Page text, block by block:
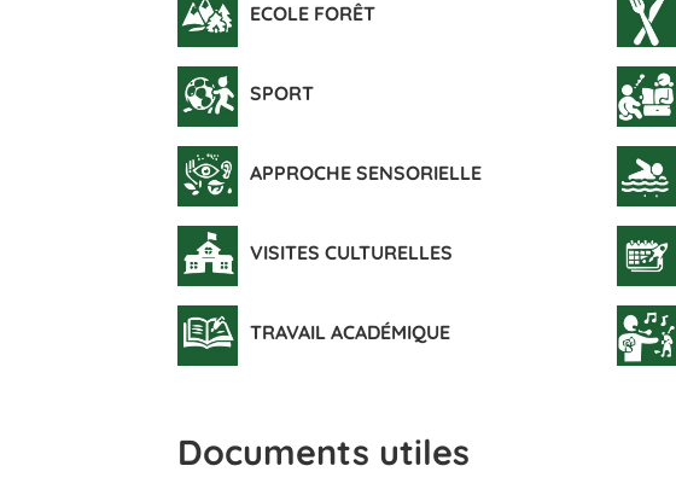
ECOLE FORÊT
SPORT
APPROCHE SENSORIELLE
VISITES CULTURELLES
TRAVAIL ACADÉMIQUE
Documents utiles